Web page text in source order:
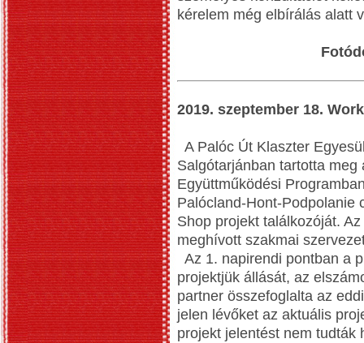
kérelem még elbírálás alatt
2019. szeptember 18.
A Palóc Út Klaszter
Salgótarjánban tartotta
Együttműködési
Palócland-Hont-Podpolanie
Shop projekt találkozóját.
meghívott szakmai
Az 1. napirendi pontban a
projektjük állását, az
partner összefoglalta az
jelen lévőket az aktuális
projekt jelentést nem tudták